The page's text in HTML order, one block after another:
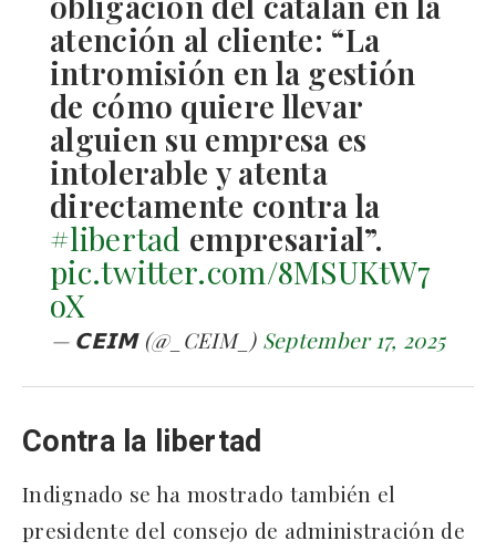
atención al cliente: “La
intromisión en la gestión
de cómo quiere llevar
alguien su empresa es
intolerable y atenta
directamente contra la
#libertad empresarial”.
pic.twitter.com/8MSUKtW7
oX
— 𝗖𝗘𝗜𝗠 (@_CEIM_) September 17, 2025
Contra la libertad
Indignado se ha mostrado también el
presidente del consejo de administración de